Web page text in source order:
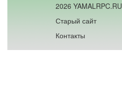
2026 YAMALRPC.RU
Старый сайт
Контакты